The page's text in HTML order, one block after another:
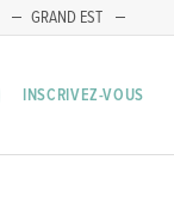
GRAND EST
INSCRIVEZ-VOUS